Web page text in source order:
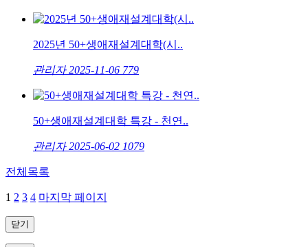
2025년 50+생애재설계대학(시..
관리자 2025-11-06 779
50+생애재설계대학 특강 - 천연..
관리자 2025-06-02 1079
전체목록
1 2 3 4 마지막 페이지
닫기